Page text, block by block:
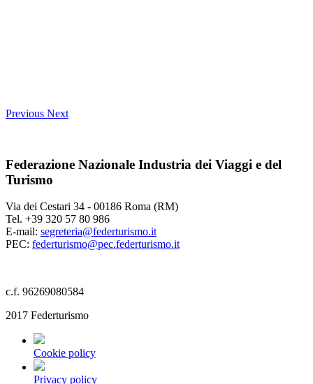
Previous Next
Federazione Nazionale Industria dei Viaggi e del
Turismo
Via dei Cestari 34 - 00186 Roma (RM)
Tel. +39 320 57 80 986
E-mail: segreteria@federturismo.it
PEC: federturismo@pec.federturismo.it
c.f. 96269080584
2017 Federturismo
Cookie policy
Privacy policy